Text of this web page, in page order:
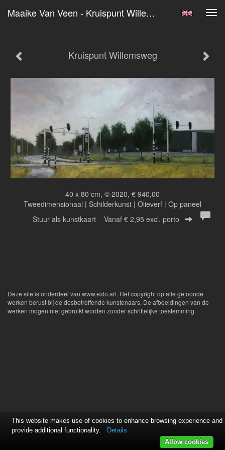
Maaike Van Veen - Kruispunt Willemsweg
Kruispunt Willemsweg
40 x 80 cm, © 2020, € 940,00
Tweedimensionaal | Schilderkunst | Olieverf | Op paneel
Stuur als kunstkaart Vanaf € 2,95 excl. porto
Deze site is onderdeel van www.exto.art. Het copyright op alle getoonde
werken berust bij de desbetreffende kunstenaars. De afbeeldingen van de
werken mogen niet gebruikt worden zonder schriftelijke toestemming.
This website makes use of cookies to enhance browsing experience and
provide additional functionality.
Details
Allow cookies